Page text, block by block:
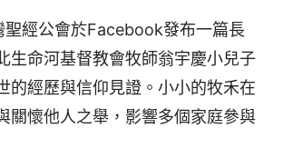
聖經公會於Facebook發布一篇長
生命河基督教會牧師翁宇慶小兒子
的經歷與信仰見證。小小的牧禾在
關懷他人之舉，影響多個家庭參與